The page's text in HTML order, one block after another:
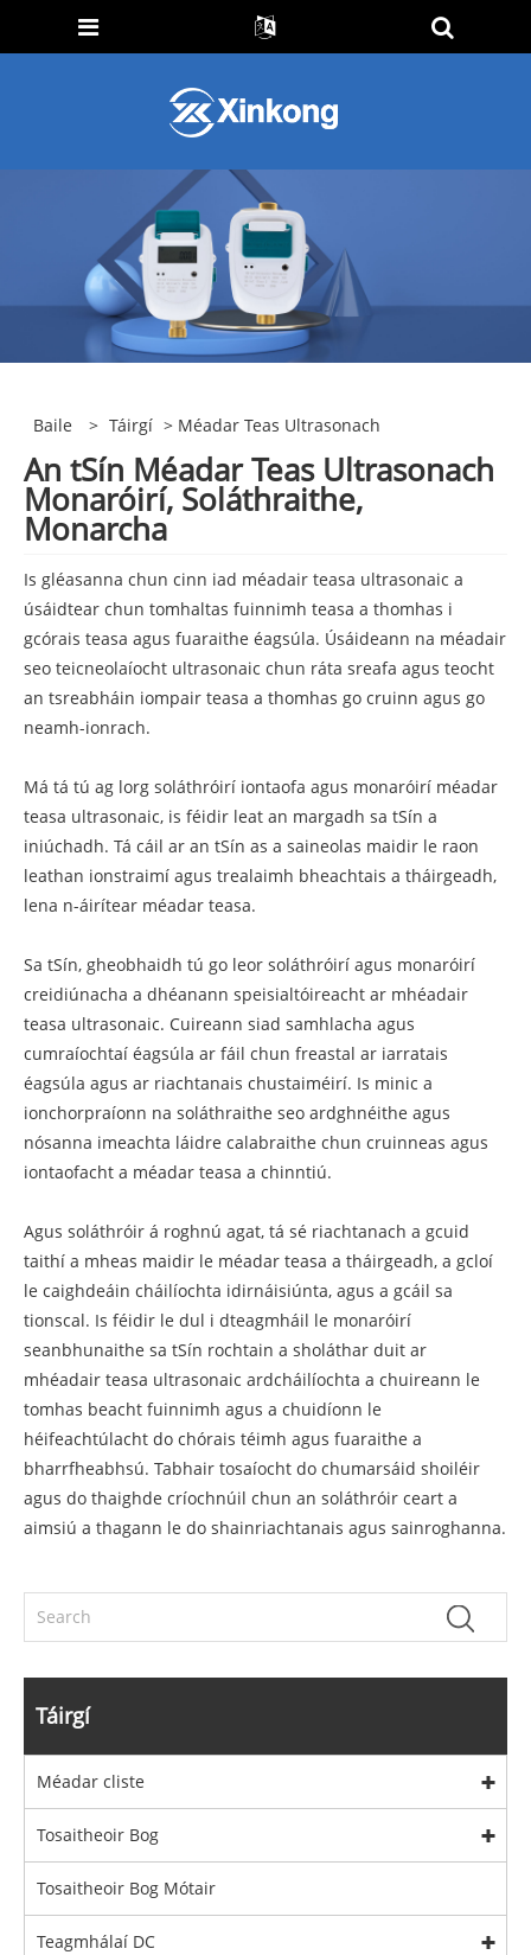
Baile > Táirgí > Méadar Teas Ultrasonach
An tSín Méadar Teas Ultrasonach
Monaróirí, Soláthraithe,
Monarcha
Is gléasanna chun cinn iad méadair teasa ultrasonaic a
úsáidtear chun tomhaltas fuinnimh teasa a thomhas i
gcórais teasa agus fuaraithe éagsúla. Úsáideann na méadair
seo teicneolaíocht ultrasonaic chun ráta sreafa agus teocht
an tsreabháin iompair teasa a thomhas go cruinn agus go
neamh-ionrach.
Má tá tú ag lorg soláthróirí iontaofa agus monaróirí méadar
teasa ultrasonaic, is féidir leat an margadh sa tSín a
iniúchadh. Tá cáil ar an tSín as a saineolas maidir le raon
leathan ionstraimí agus trealaimh bheachtais a tháirgeadh,
lena n-áirítear méadar teasa.
Sa tSín, gheobhaidh tú go leor soláthróirí agus monaróirí
creidiúnacha a dhéanann speisialtóireacht ar mhéadair
teasa ultrasonaic. Cuireann siad samhlacha agus
cumraíochtaí éagsúla ar fáil chun freastal ar iarratais
éagsúla agus ar riachtanais chustaiméirí. Is minic a
ionchorpraíonn na soláthraithe seo ardghnéithe agus
nósanna imeachta láidre calabraithe chun cruinneas agus
iontaofacht a méadar teasa a chinntiú.
Agus soláthróir á roghnú agat, tá sé riachtanach a gcuid
taithí a mheas maidir le méadar teasa a tháirgeadh, a gcloí
le caighdeáin cháilíochta idirnáisiúnta, agus a gcáil sa
tionscal. Is féidir le dul i dteagmháil le monaróirí
seanbhunaithe sa tSín rochtain a sholáthar duit ar
mhéadair teasa ultrasonaic ardcháilíochta a chuireann le
tomhas beacht fuinnimh agus a chuidíonn le
héifeachtúlacht do chórais téimh agus fuaraithe a
bharrfheabhsú. Tabhair tosaíocht do chumarsáid shoiléir
agus do thaighde críochnúil chun an soláthróir ceart a
aimsiú a thagann le do shainriachtanais agus sainroghanna.
Táirgí
Méadar cliste
Tosaitheoir Bog
Tosaitheoir Bog Mótair
Teagmhálaí DC